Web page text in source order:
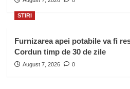
STIRI
Furnizarea apei potabile va fi
Cordun timp de 30 de zile
August 7, 2026 0